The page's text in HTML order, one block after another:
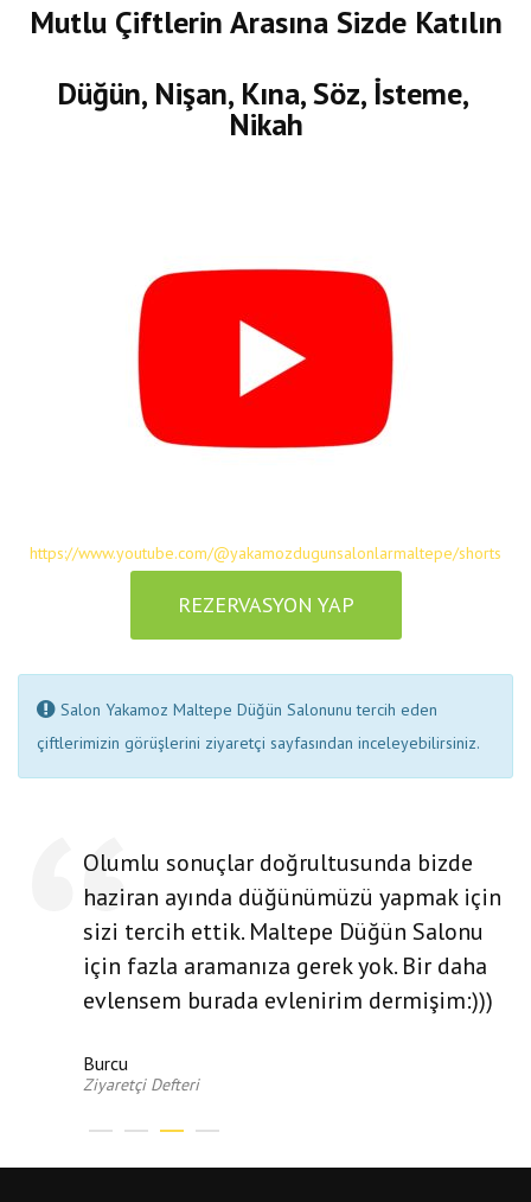
Mutlu Çiftlerin Arasına Sizde Katılın
Düğün, Nişan, Kına, Söz, İsteme,
Nikah
https://www.youtube.com/@yakamozdugunsalonlarmaltepe/shorts
REZERVASYON YAP
Salon Yakamoz Maltepe Düğün Salonunu tercih eden
çiftlerimizin görüşlerini ziyaretçi sayfasından inceleyebilirsiniz.
Olumlu sonuçlar doğrultusunda bizde
haziran ayında düğünümüzü yapmak için
sizi tercih ettik. Maltepe Düğün Salonu
için fazla aramanıza gerek yok. Bir daha
evlensem burada evlenirim dermişim:)))
Burcu
Ziyaretçi Defteri